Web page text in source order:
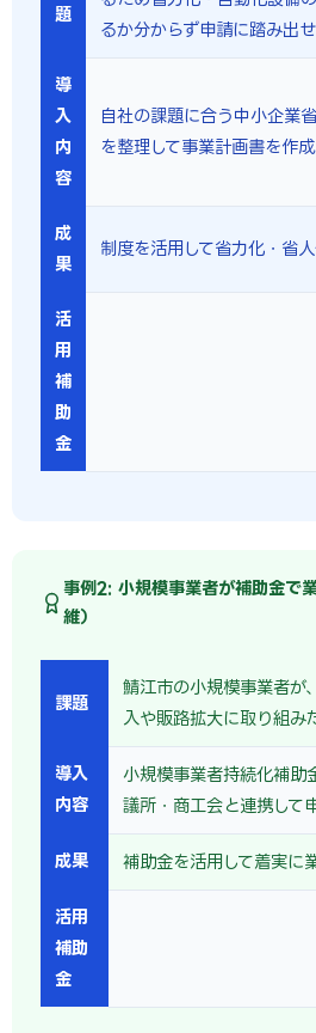
題
るか分からず申請に踏み出せ
導
入
内
容
自社の課題に合う中小企業
を整理して事業計画書を作
成
果
制度を活用して省力化・省
活
用
補
助
金
事例2: 小規模事業者が補助金で
維）
課題
鯖江市の小規模事業者が
入や販路拡大に取り組み
導入
内容
小規模事業者持続化補助
議所・商工会と連携して
成果 補助金を活用して着実に
活用
補助
金